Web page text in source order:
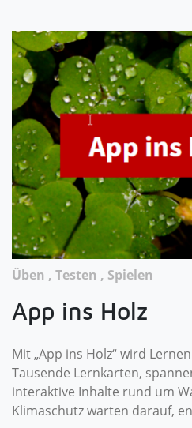
Üben , Testen , Spielen
App ins Holz
Mit „App ins Holz“ wird
Tausende Lernkarten,
interaktive Inhalte rund um
Klimaschutz warten darauf,